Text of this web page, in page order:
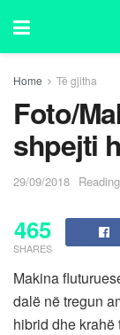
Home Të gjitha
Foto/
shpejti
29/09/2018
465
SHARES
Makina
dalë në tregun
hibrid dhe krahë